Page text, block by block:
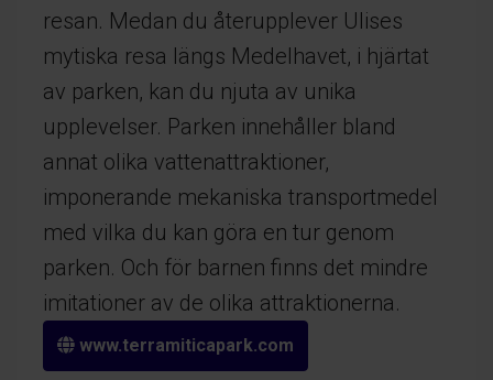
resan. Medan du återupplever Ulises
mytiska resa längs Medelhavet, i hjärtat
av parken, kan du njuta av unika
upplevelser. Parken innehåller bland
annat olika vattenattraktioner,
imponerande mekaniska transportmedel
med vilka du kan göra en tur genom
parken. Och för barnen finns det mindre
imitationer av de olika attraktionerna.
www.terramiticapark.com